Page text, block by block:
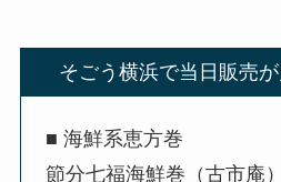
そごう横浜で当日販売
■ 海鮮系恵方巻
節分七福海鮮巻（古市庵